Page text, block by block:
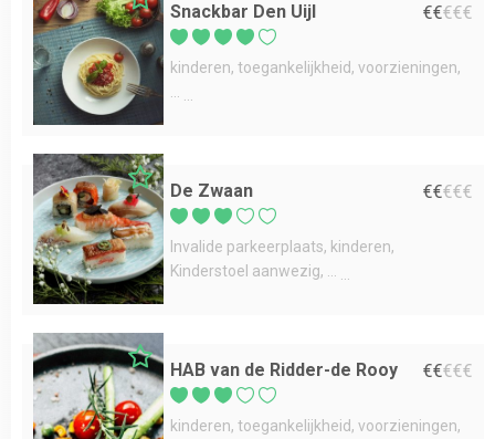
Snackbar Den Uijl €€€€€
kinderen toegankelijkheid voorzieningen
De Zwaan €€€€€
Invalide parkeerplaats kinderen
Kinderstoel aanwezig
HAB van de Ridder-de Rooy €€€€€
kinderen toegankelijkheid voorzieningen